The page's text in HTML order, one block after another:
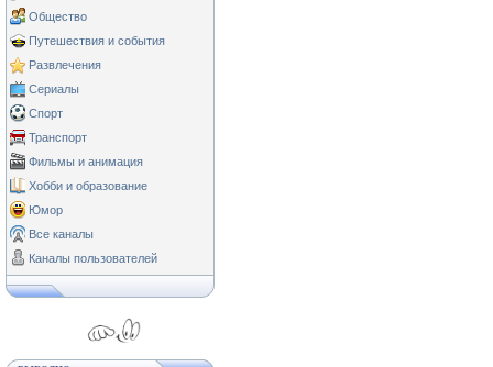
Общество
Путешествия и события
Развлечения
Сериалы
Спорт
Транспорт
Фильмы и анимация
Хобби и образование
Юмор
Все каналы
Каналы пользователей